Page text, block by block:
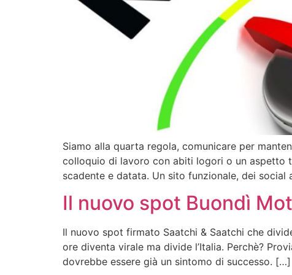
Siamo alla quarta regola, comunicare per
colloquio di lavoro con abiti logori o un aspetto
scadente e datata. Un sito funzionale, dei
Il nuovo spot Buondì
Il nuovo spot firmato Saatchi & Saatchi che
ore diventa virale ma divide l’Italia. Perchè?
dovrebbe essere già un sintomo di successo. […]